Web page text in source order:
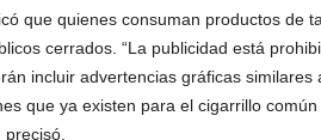
que quienes consuman productos de
cerrados. “La publicidad está
incluir advertencias gráficas
que ya existen para el cigarrillo
precisó.